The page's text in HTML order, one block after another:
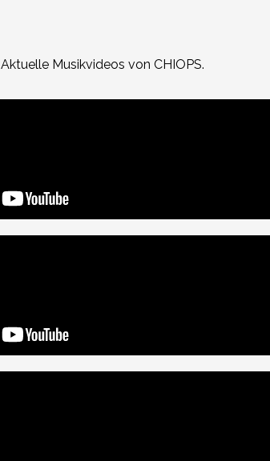
Aktuelle Musikvideos von CHIOPS.